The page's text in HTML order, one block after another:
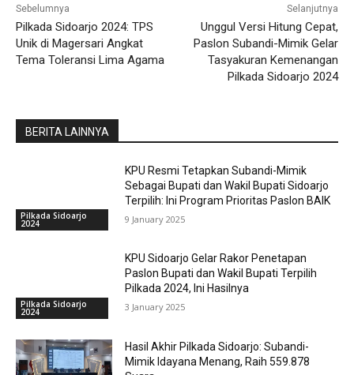
Sebelumnya
Pilkada Sidoarjo 2024: TPS
Unik di Magersari Angkat
Tema Toleransi Lima Agama
Selanjutnya
Unggul Versi Hitung Cepat,
Paslon Subandi-Mimik Gelar
Tasyakuran Kemenangan
Pilkada Sidoarjo 2024
BERITA LAINNYA
Pilkada Sidoarjo
2024
KPU Resmi Tetapkan Subandi-Mimik
Sebagai Bupati dan Wakil Bupati Sidoarjo
Terpilih: Ini Program Prioritas Paslon BAIK
9 January 2025
Pilkada Sidoarjo
2024
KPU Sidoarjo Gelar Rakor Penetapan
Paslon Bupati dan Wakil Bupati Terpilih
Pilkada 2024, Ini Hasilnya
3 January 2025
Hasil Akhir Pilkada Sidoarjo: Subandi-
Mimik Idayana Menang, Raih 559.878